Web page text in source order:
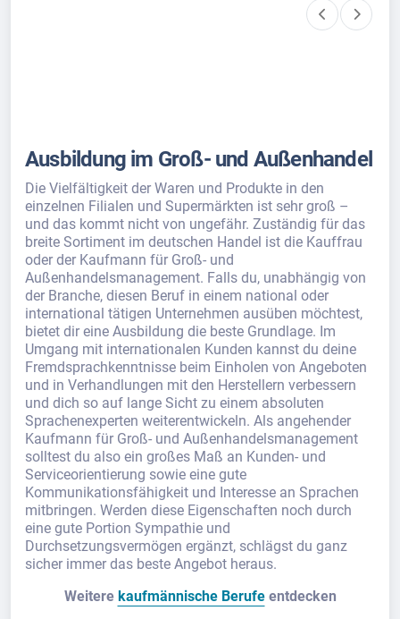
Ausbildung im Groß- und Außenhandel
Die Vielfältigkeit der Waren und Produkte in den
einzelnen Filialen und Supermärkten ist sehr groß –
und das kommt nicht von ungefähr. Zuständig für das
breite Sortiment im deutschen Handel ist die Kauffrau
oder der Kaufmann für Groß- und
Außenhandelsmanagement. Falls du, unabhängig von
der Branche, diesen Beruf in einem national oder
international tätigen Unternehmen ausüben möchtest,
bietet dir eine Ausbildung die beste Grundlage. Im
Umgang mit internationalen Kunden kannst du deine
Fremdsprachkenntnisse beim Einholen von Angeboten
und in Verhandlungen mit den Herstellern verbessern
und dich so auf lange Sicht zu einem absoluten
Sprachenexperten weiterentwickeln. Als angehender
Kaufmann für Groß- und Außenhandelsmanagement
solltest du also ein großes Maß an Kunden- und
Serviceorientierung sowie eine gute
Kommunikationsfähigkeit und Interesse an Sprachen
mitbringen. Werden diese Eigenschaften noch durch
eine gute Portion Sympathie und
Durchsetzungsvermögen ergänzt, schlägst du ganz
sicher immer das beste Angebot heraus.
Weitere kaufmännische Berufe entdecken